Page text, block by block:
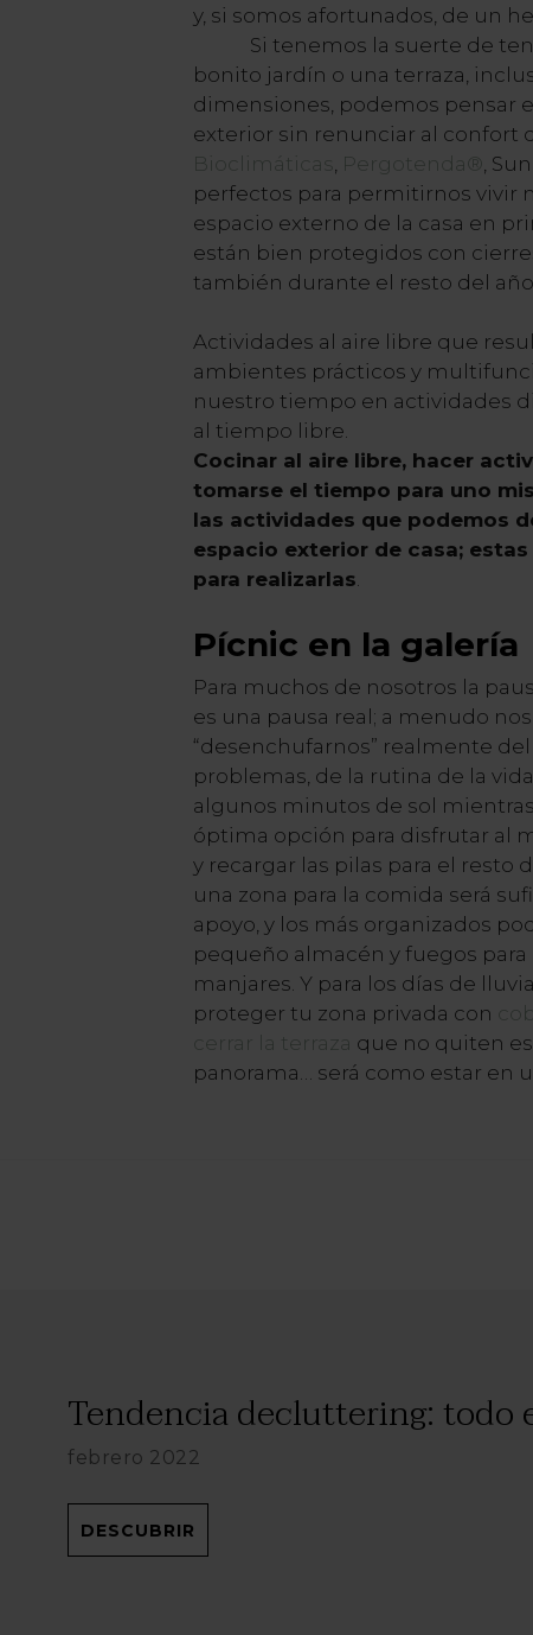
y, si somos afortunados, de un
Si tenemos la suerte de
bonito jardín o una terraza,
dimensiones, podemos pensar
exterior sin renunciar al confort
Bioclimáticas , Pergotenda® ,
perfectos para permitirnos vivir
espacio externo de la casa en
están bien protegidos con
también durante el resto del
Actividades al aire libre que
ambientes prácticos y
nuestro tiempo en actividades
al tiempo libre.
Cocinar al aire libre, hacer
tomarse el tiempo para uno
las actividades que podemos
espacio exterior de casa;
para realizarlas.
Pícnic en la galería
Para muchos de nosotros la
es una pausa real; a menudo
“desenchufarnos” realmente
problemas, de la rutina de la
algunos minutos de sol
óptima opción para disfrutar al
y recargar las pilas para el resto
una zona para la comida será
apoyo, y los más organizados
pequeño almacén y fuegos
manjares. Y para los días de
proteger tu zona privada con
cerrar la terraza que no quiten
panorama… será como estar en
Tendencia decluttering: todo
febrero 2022
DESCUBRIR